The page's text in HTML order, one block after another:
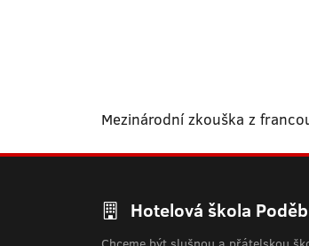
Mezinárodní zkouška z
Hotelová škola